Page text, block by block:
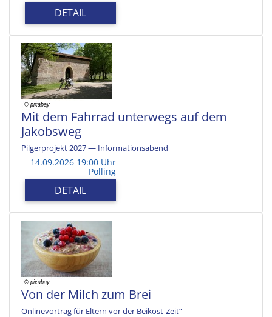
DETAIL
Mit dem Fahrrad unterwegs auf dem
Jakobsweg
Pilgerprojekt 2027 — Informationsabend
14.09.2026 19:00 Uhr
Polling
DETAIL
Von der Milch zum Brei
Onlinevortrag für Eltern vor der Beikost-Zeit“